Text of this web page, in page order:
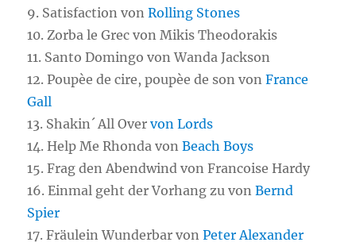
9. Satisfaction vonRolling Stones
10. Zorba le Grec von Mikis Theodorakis
11. Santo Domingo von Wanda Jackson
12. Poupèe de cire, poupèe de son vonFrance
Gall
13. Shakin´ All Overvon Lords
14. Help Me Rhonda vonBeach Boys
15. Frag den Abendwind von Francoise Hardy
16. Einmal geht der Vorhang zu vonBernd
Spier
17. Fräulein Wunderbar vonPeter Alexander